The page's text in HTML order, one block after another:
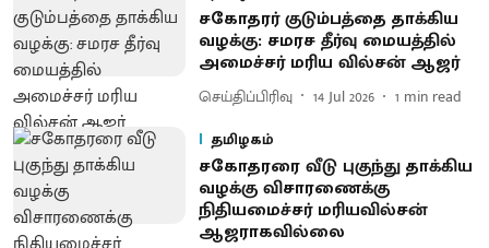
சகோதரர் குடும்பத்தை தாக்கிய
வழக்கு: சமரச தீர்வு மையத்தில்
அமைச்சர் மரிய வில்சன் ஆஜர்
செய்திப்பிரிவு 14 Jul 2026 1 min read
தமிழகம்
சகோதரரை வீடு புகுந்து தாக்கிய
வழக்கு விசாரணைக்கு
நிதியமைச்சர் மரியவில்சன்
ஆஜராகவில்லை